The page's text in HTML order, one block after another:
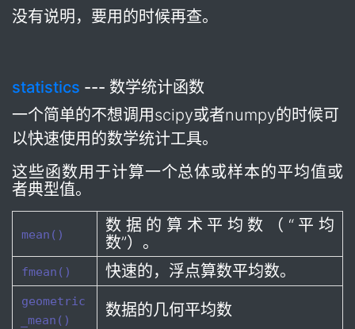
没有说明，要用的时候再查。
statistics --- 数学统计函数
一个简单的不想调用scipy或者numpy的时候可
以快速使用的数学统计工具。
这些函数用于计算一个总体或样本的平均值或
者典型值。
mean()
数据的算术平均数（“平均
数”）。
fmean() 快速的，浮点算数平均数。
geometric
_mean()
数据的几何平均数